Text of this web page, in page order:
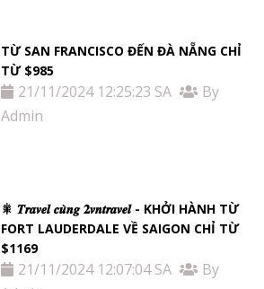
TỪ SAN FRANCISCO ĐẾN ĐÀ NẴNG CHỈ
TỪ $985
21/11/2024 12:25:23 SA
By
Admin
🎇 𝑻𝒓𝒂𝒗𝒆𝒍 𝒄𝒖̀𝒏𝒈 𝟐𝒗𝒏𝒕𝒓𝒂𝒗𝒆𝒍 - KHỞI HÀNH TỪ
FORT LAUDERDALE VỀ SAIGON CHỈ TỪ
$1169
21/11/2024 12:07:04 SA
By